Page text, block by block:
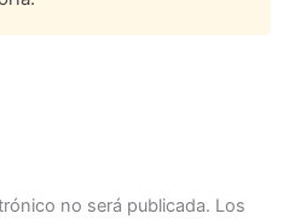
no será publicada. Los